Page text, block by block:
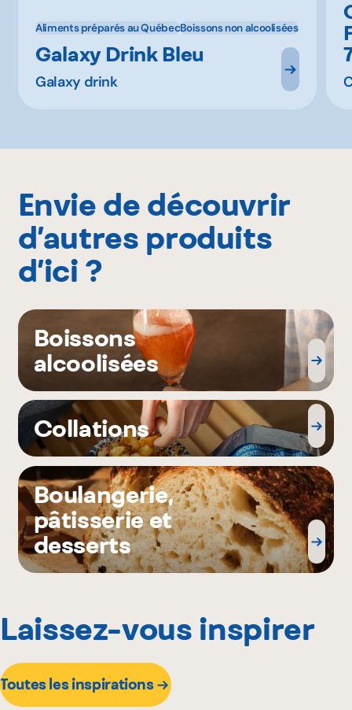
Aliments préparés au QuébecBoissons non alcoolisées
Galaxy Drink Bleu
Galaxy drink
Envie de découvrir
d’autres produits
d’ici ?
Boissons
alcoolisées
Collations
Boulangerie,
pâtisserie et
desserts
Laissez-vous inspirer
Toutes les inspirations